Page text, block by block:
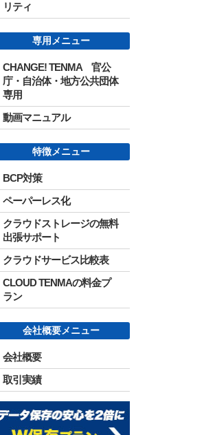
リティ
専用メニュー
CHANGE! TENMA 官公
庁・自治体・地方公共団体
専用
動画マニュアル
特徴メニュー
BCP対策
ペーパーレス化
クラウドストレージの無料
出張サポート
クラウドサービス比較表
CLOUD TENMAの料金プ
ラン
会社概要メニュー
会社概要
取引実績